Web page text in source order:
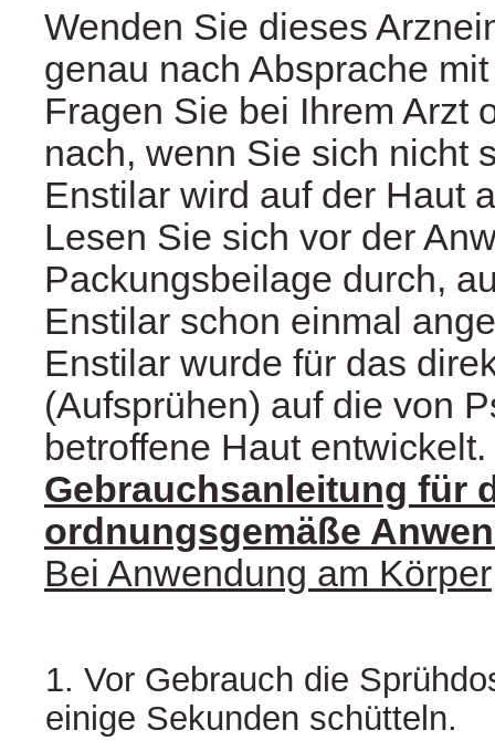
Wenden Sie dieses
genau nach Absprache
Fragen Sie bei Ihrem Arzt
nach, wenn Sie sich nicht
Enstilar wird auf der Haut
Lesen Sie sich vor der
Packungsbeilage durch,
Enstilar schon einmal
Enstilar wurde für das
(Aufsprühen) auf die von
betroffene Haut entwickelt.
Gebrauchsanleitung für
ordnungsgemäße
Bei Anwendung am Körper
1. Vor Gebrauch die
einige Sekunden schütteln.